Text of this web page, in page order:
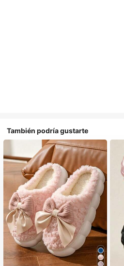
También podría gustarte